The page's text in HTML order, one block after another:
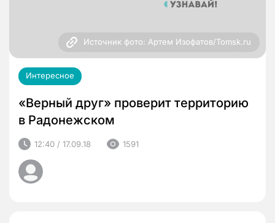
Источник фото: Артем Изофатов/Tomsk.ru
Интересное
«Верный друг» проверит территорию
в Радонежском
12:40 / 17.09.18 1591